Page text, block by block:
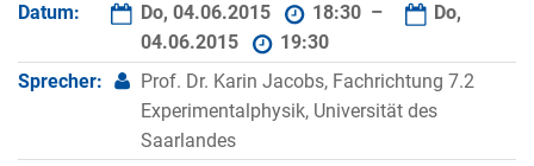
Datum: Do, 04.06.2015 18:30 –
Do,
04.06.2015
19:30
Sprecher:
Prof. Dr. Karin Jacobs, Fachrichtung 7.2
Experimentalphysik, Universität des
Saarlandes